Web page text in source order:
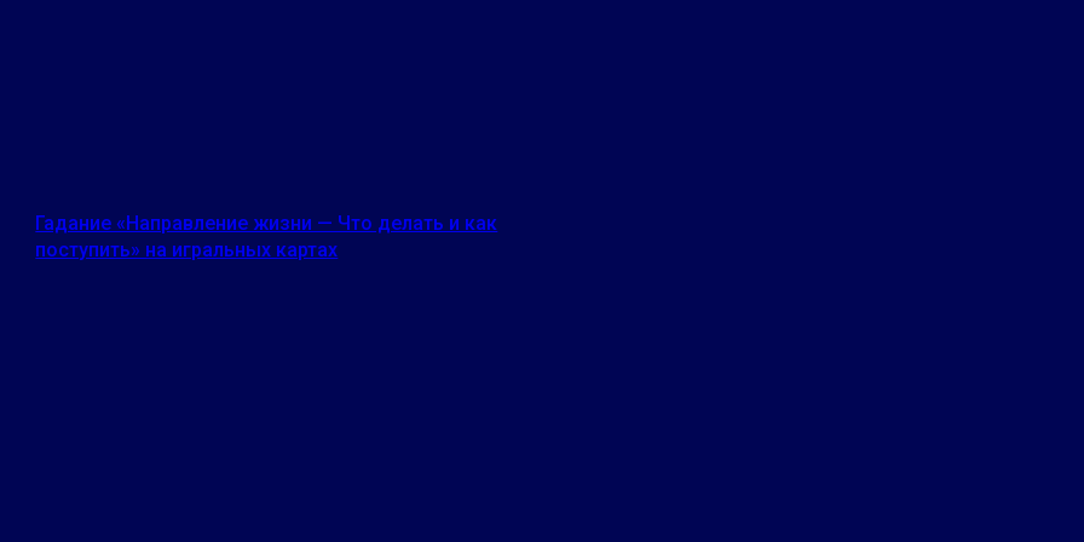
Гадание «Направление жизни — Что делать и как
поступить» на игральных картах